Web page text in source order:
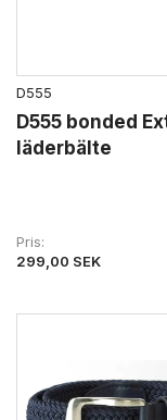
D555
D555 bonded
läderbälte
Pris
299,00 SEK